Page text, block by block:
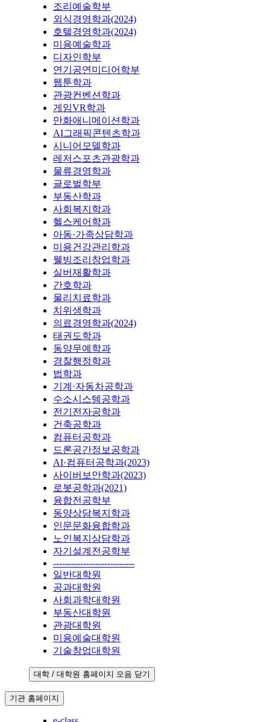
조리예술학부
외식경영학과(2024)
호텔경영학과(2024)
미용예술학과
디자인학부
연기공연미디어학부
웹툰학과
관광컨벤션학과
게임VR학과
만화애니메이션학과
AI그래픽콘텐츠학과
시니어모델학과
레저스포츠관광학과
물류경영학과
글로벌학부
부동산학과
사회복지학과
헬스케어학과
아동·가족상담학과
미용건강관리학과
웰빙조리창업학과
실버재활학과
간호학과
물리치료학과
치위생학과
의료경영학과(2024)
태권도학과
동양무예학과
경찰행정학과
법학과
기계·자동차공학과
수소시스템공학과
전기전자공학과
건축공학과
컴퓨터공학과
드론공간정보공학과
AI·컴퓨터공학과(2023)
사이버보안학과(2023)
로봇공학과(2021)
융합전공학부
동양상담복지학과
인문문화융합학과
노인복지상담학과
자기설계전공학부
---------------------------
일반대학원
공과대학원
사회과학대학원
부동산대학원
관광대학원
미용예술대학원
기술창업대학원
대학 / 대학원 홈페이지 모음 닫기
기관 홈페이지